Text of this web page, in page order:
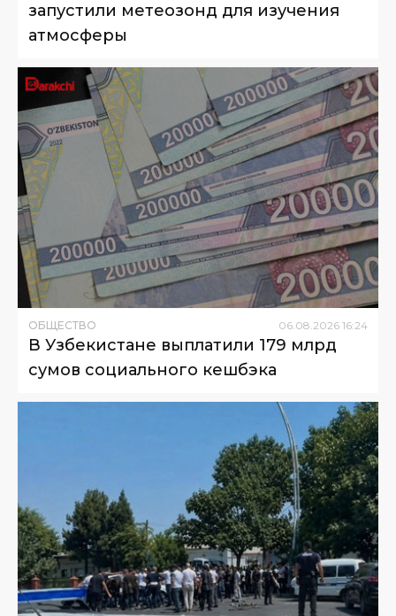
запустили метеозонд для изучения
атмосферы
ОБЩЕСТВО 06.08.2026 16:24
В Узбекистане выплатили 179 млрд
сумов социального кешбэка